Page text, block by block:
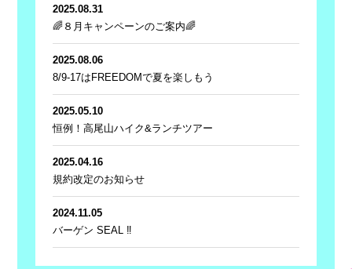
2025.08.31
🌈８月キャンペーンのご案内🌈
2025.08.06
8/9-17はFREEDOMで夏を楽しもう
2025.05.10
恒例！高尾山ハイク&ランチツアー
2025.04.16
規約改定のお知らせ
2024.11.05
バーゲン SEAL ‼